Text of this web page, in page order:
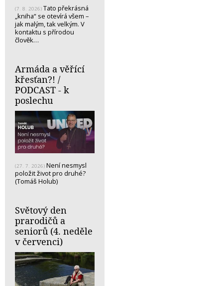
(7. 8. 2026) Tato překrásná
„kniha“ se otevírá všem –
jak malým, tak velkým. V
kontaktu s přírodou
člověk…
Armáda a věřící
křesťan?! /
PODCAST - k
poslechu
(27. 7. 2026) Není nesmysl
položit život pro druhé?
(Tomáš Holub)
Světový den
prarodičů a
seniorů (4. neděle
v červenci)